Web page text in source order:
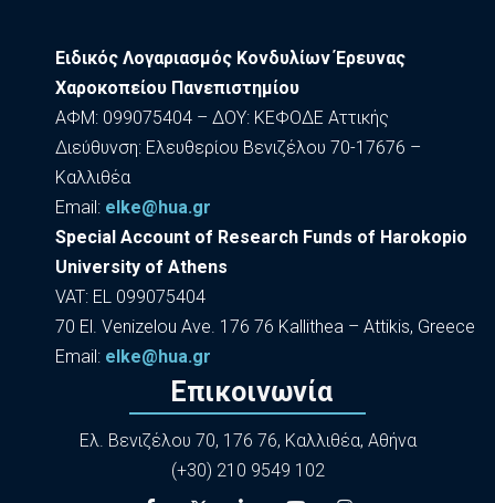
Ειδικός Λογαριασμός Κονδυλίων Έρευνας
Χαροκοπείου Πανεπιστημίου
ΑΦΜ: 099075404 – ΔΟΥ: ΚΕΦΟΔΕ Αττικής
Διεύθυνση: Ελευθερίου Βενιζέλου 70-17676 –
Καλλιθέα
Εmail: elke@hua.gr
Special Account of Research Funds of Harokopio
University of Athens
VAT: EL 099075404
70 El. Venizelou Ave. 176 76 Kallithea – Attikis, Greece
Εmail: elke@hua.gr
Επικοινωνία
Ελ. Βενιζέλου 70, 176 76, Καλλιθέα, Αθήνα
(+30) 210 9549 102